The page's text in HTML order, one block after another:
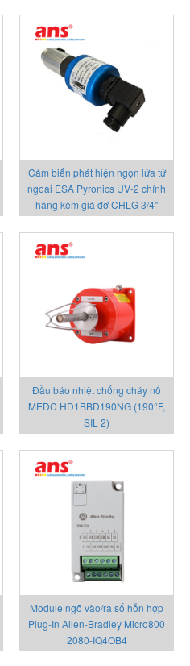
Cảm biến phát hiện ngọn lửa tử
ngoại ESA Pyronics UV-2 chính
hãng kèm giá đỡ CHLG 3/4"
Đầu báo nhiệt chống cháy nổ
MEDC HD1BBD190NG (190°F,
SIL 2)
Module ngõ vào/ra số hỗn hợp
Plug-In Allen-Bradley Micro800
2080-IQ4OB4